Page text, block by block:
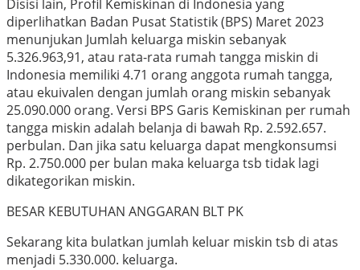
Disisi lain, Profil Kemiskinan di Indonesia yang
diperlihatkan Badan Pusat Statistik (BPS) Maret 2023
menunjukan Jumlah keluarga miskin sebanyak
5.326.963,91, atau rata-rata rumah tangga miskin di
Indonesia memiliki 4.71 orang anggota rumah tangga,
atau ekuivalen dengan jumlah orang miskin sebanyak
25.090.000 orang. Versi BPS Garis Kemiskinan per rumah
tangga miskin adalah belanja di bawah Rp. 2.592.657.
perbulan. Dan jika satu keluarga dapat mengkonsumsi
Rp. 2.750.000 per bulan maka keluarga tsb tidak lagi
dikategorikan miskin.
BESAR KEBUTUHAN ANGGARAN BLT PK
Sekarang kita bulatkan jumlah keluar miskin tsb di atas
menjadi 5.330.000. keluarga.